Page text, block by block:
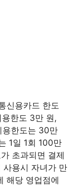
신용카드 한도
한도 3만 원,
용한도는 30만
1일 1회 100만
초과되면 결제
사용시 자녀가 만
해당 영업점에